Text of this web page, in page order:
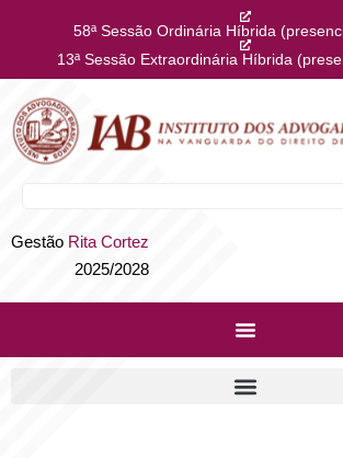
58ª Sessão Ordinária Híbrida
13ª Sessão Extraordinária Híbrida
Gestão Rita Cortez
2025/2028